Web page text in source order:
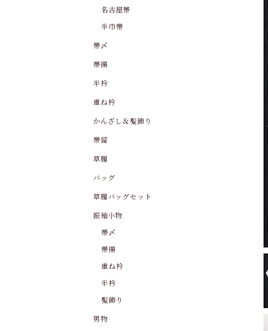
名古屋帯
半巾帯
帯〆
帯揚
半衿
重ね衿
かんざし＆髪飾り
帯留
草履
バッグ
草履バッグセット
振袖小物
帯〆
帯揚
重ね衿
半衿
髪飾り
男物